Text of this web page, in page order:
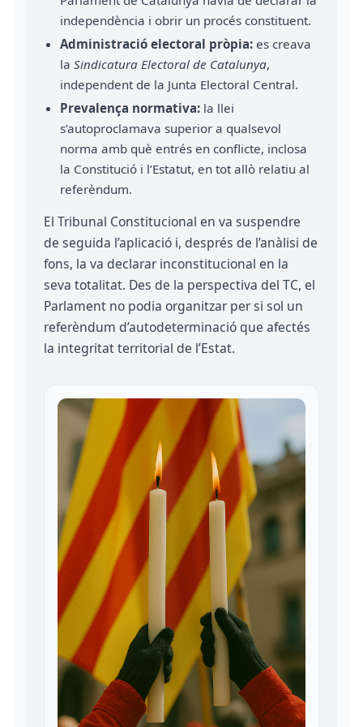
independència i obrir un procés constituent.
Administració electoral pròpia:es creava
la Sindicatura Electoral de Catalunya,
independent de la Junta Electoral Central.
Prevalença normativa:la llei
s’autoproclamava superior a qualsevol
norma amb què entrés en conflicte, inclosa
la Constitució i l’Estatut, en tot allò relatiu al
referèndum.
El Tribunal Constitucional en va suspendre
de seguida l’aplicació i, després de l’anàlisi de
fons, la va declarar inconstitucional en la
seva totalitat. Des de la perspectiva del TC, el
Parlament no podia organitzar per si sol un
referèndum d’autodeterminació que afectés
la integritat territorial de l’Estat.